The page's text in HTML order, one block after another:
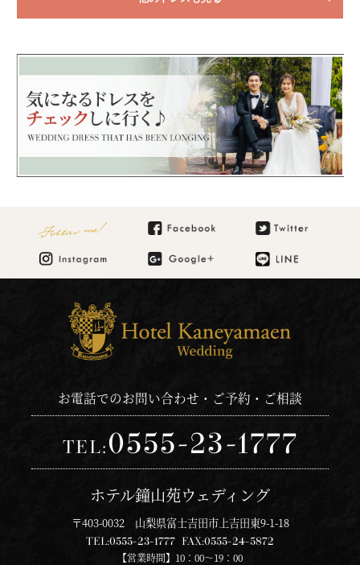
Follow me!
お電話でのお問い合わせ・ご予約・ご相談
TEL:0555-23-1777
ホテル鐘山苑ウェディング
〒403-0032 山梨県富士吉田市上吉田東9-1-18
TEL:0555-23-1777 FAX:0555-24-5872
【営業時間】10：00～19：00